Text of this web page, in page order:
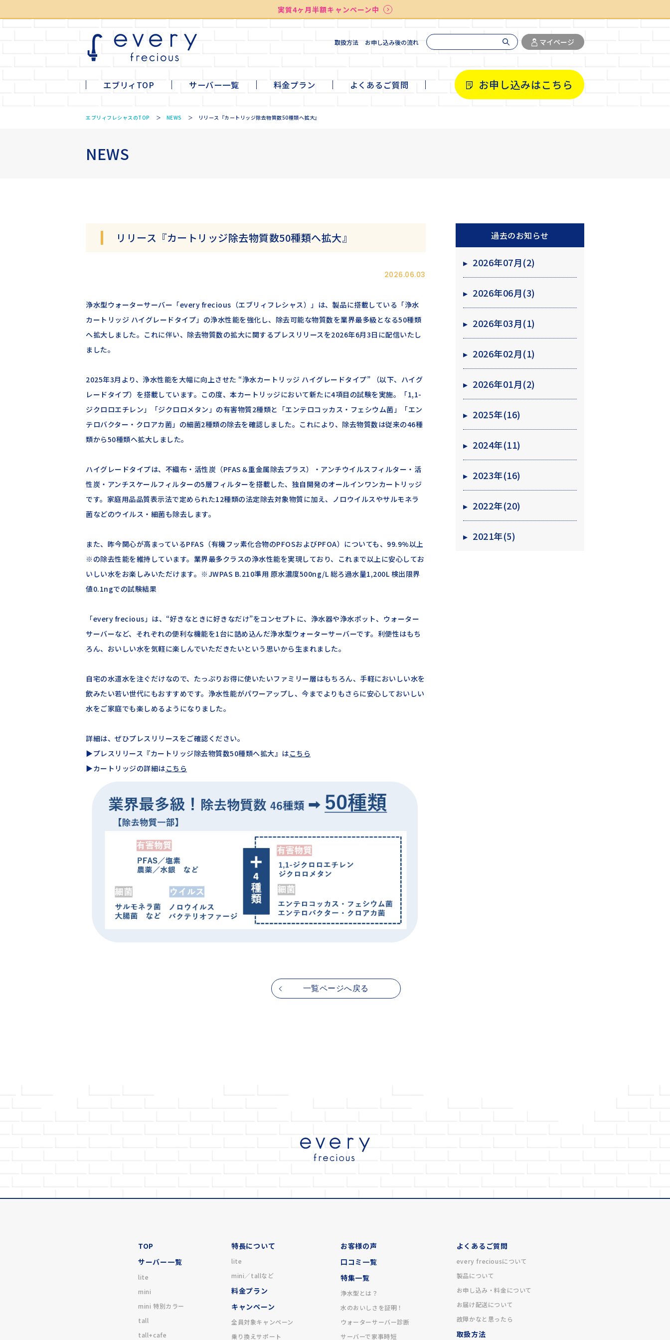
実質4ヶ月半額キャンペーン中
取扱方法 お申し込み後の流れ 検索 マイページ
エブリィTOP サーバー一覧
lite
mini
料金プラン よくあるご質問 お申し込みはこちら
エブリィフレシャスのTOP NEWS リリース『カートリッジ除去物質数50種類へ拡大』
NEWS
リリース『カートリッジ除去物質数50種類へ拡大』
2026.06.03
浄水型ウォーターサーバー「every frecious（エブリィフレシャス）」は、製品に搭載している「浄水
カートリッジ ハイグレードタイプ」の浄水性能を強化し、除去可能な物質数を業界最多級となる50種類
へ拡大しました。これに伴い、除去物質数の拡大に関するプレスリリースを2026年6月3日に配信いたし
ました。
2025年3月より、浄水性能を大幅に向上させた “浄水カートリッジ ハイグレードタイプ” （以下、ハイグ
レードタイプ）を搭載しています。この度、本カートリッジにおいて新たに4項目の試験を実施。「1,1-
ジクロロエチレン」「ジクロロメタン」の有害物質2種類と「エンテロコッカス・フェシウム菌」「エン
テロバクター・クロアカ菌」の細菌2種類の除去を確認しました。これにより、除去物質数は従来の46種
類から50種類へ拡大しました。
ハイグレードタイプは、不織布・活性炭（PFAS＆重金属除去プラス）・アンチウイルスフィルター・活
性炭・アンチスケールフィルターの5層フィルターを搭載した、独自開発のオールインワンカートリッジ
です。家庭用品品質表示法で定められた12種類の法定除去対象物質に加え、ノロウイルスやサルモネラ
菌などのウイルス・細菌も除去します。
また、昨今関心が高まっているPFAS（有機フッ素化合物のPFOSおよびPFOA）についても、99.9%以上
※の除去性能を維持しています。業界最多クラスの浄水性能を実現しており、これまで以上に安心してお
いしい水をお楽しみいただけます。※JWPAS B.210準用 原水濃度500ng/L 総ろ過水量1,200L 検出限界
値0.1ngでの試験結果
「every frecious」は、“好きなときに好きなだけ”をコンセプトに、浄水器や浄水ポット、ウォーター
サーバーなど、それぞれの便利な機能を1台に詰め込んだ浄水型ウォーターサーバーです。利便性はもち
ろん、おいしい水を気軽に楽しんでいただきたいという思いから生まれました。
自宅の水道水を注ぐだけなので、たっぷりお得に使いたいファミリー層はもちろん、手軽においしい水を
飲みたい若い世代にもおすすめです。浄水性能がパワーアップし、今までよりもさらに安心しておいしい
水をご家庭でも楽しめるようになりました。
詳細は、ぜひプレスリリースをご確認ください。
▶プレスリリース『カートリッジ除去物質数50種類へ拡大』はこちら
▶カートリッジの詳細はこちら
一覧ページへ戻る
過去のお知らせ
▸ 2026年07月(2)
▸ 2026年06月(3)
▸ 2026年03月(1)
▸ 2026年02月(1)
▸ 2026年01月(2)
▸ 2025年(16)
▸ 2024年(11)
▸ 2023年(16)
▸ 2022年(20)
▸ 2021年(5)
TOP
サーバー一覧
lite
mini
mini 特別カラー
tall
tall+cafe
特長について
lite
mini／tallなど
料金プラン
キャンペーン
全員対象キャンペーン
乗り換えサポート
お客様の声
口コミ一覧
特集一覧
浄水型とは？
水のおいしさを証明！
ウォーターサーバー診断
サーバーで家事時短
よくあるご質問
every freciousについて
製品について
お申し込み・料金について
お届け配送について
故障かなと思ったら
取扱方法